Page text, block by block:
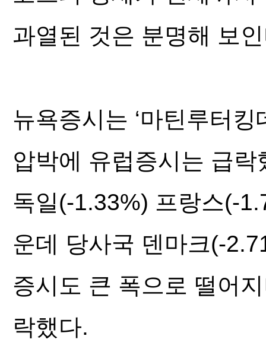
과열된 것은 분명해 보
뉴욕증시는 ‘마틴루터
압박에 유럽증시는 급락
독일(-1.33%) 프랑스(-
운데 당사국 덴마크(-
증시도 큰 폭으로 떨어
락했다.